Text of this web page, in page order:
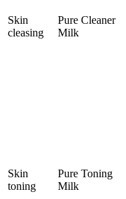
Skin
cleasing
Pure Cleaner
Milk
Skin
toning
Pure Toning
Milk